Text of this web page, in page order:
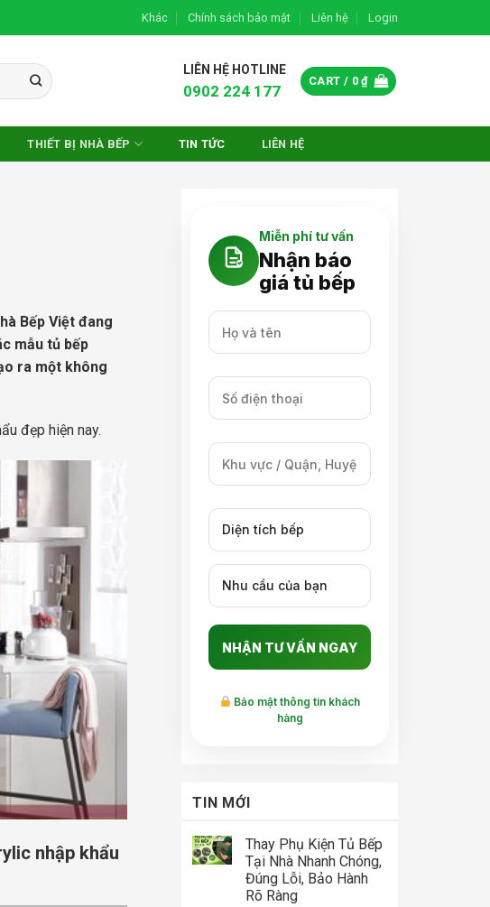
Khác Chính sách bảo mật Liên hệ Login
LIÊN HỆ HOTLINE
0902 224 177
CART / 0₫
THIẾT BỊ NHÀ BẾP TIN TỨC LIÊN HỆ
Bếp Việt đang
mẫu tủ bếp
ra một không
đẹp hiện nay.
nhập khẩu
Miễn phí tư vấn
Nhận báo
giá tủ bếp
Bảo mật thông tin khách
hàng
TIN MỚI
Thay Phụ Kiện Tủ Bếp
Tại Nhà Nhanh Chóng,
Đúng Lỗi, Bảo Hành
Rõ Ràng